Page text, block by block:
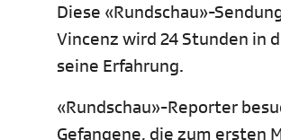
Diese «Rundschau»-
Vincenz wird 24 Stunden in
seine Erfahrung.
«Rundschau»-Reporter
Gefangene, die zum ersten